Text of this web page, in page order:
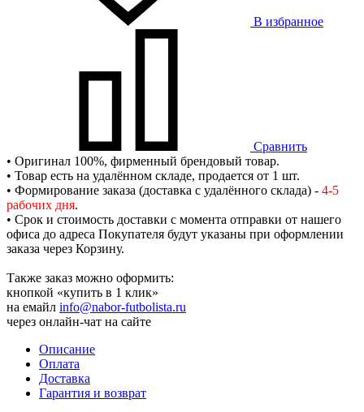
В избранное
Сравнить
• Оригинал 100%, фирменный брендовый товар.
• Товар есть на удалённом складе, продается от 1 шт.
• Формирование заказа (доставка с удалённого склада) - 4-5
рабочих дня.
• Срок и стоимость доставки с момента отправки от нашего
офиса до адреса Покупателя будут указаны при оформлении
заказа через Корзину.
Также заказ можно оформить:
кнопкой «купить в 1 клик»
на емайл info@nabor-futbolista.ru
через онлайн-чат на сайте
Описание
Оплата
Доставка
Гарантия и возврат